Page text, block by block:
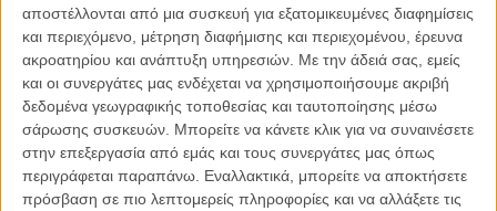
αποστέλλονται από μια συσκευή για εξατομικευμένες διαφημίσεις
και περιεχόμενο, μέτρηση διαφήμισης και περιεχομένου, έρευνα
ακροατηρίου και ανάπτυξη υπηρεσιών. Με την άδειά σας, εμείς
και οι συνεργάτες μας ενδέχεται να χρησιμοποιήσουμε ακριβή
δεδομένα γεωγραφικής τοποθεσίας και ταυτοποίησης μέσω
σάρωσης συσκευών. Μπορείτε να κάνετε κλικ για να συναινέσετε
στην επεξεργασία από εμάς και τους συνεργάτες μας όπως
περιγράφεται παραπάνω. Εναλλακτικά, μπορείτε να αποκτήσετε
πρόσβαση σε πιο λεπτομερείς πληροφορίες και να αλλάξετε τις
Licorice Pizza